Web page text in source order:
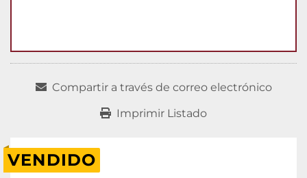
Compartir a través de correo electrónico
Imprimir Listado
VENDIDO